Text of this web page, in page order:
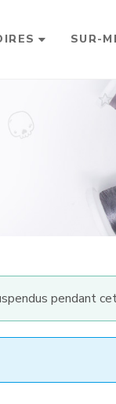
SUR-
pendant